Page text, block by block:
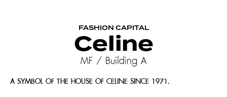
FASHION CAPITAL
Celine
MF / Building A
A SYMBOL OF THE HOUSE OF CELINE SINCE 1971.